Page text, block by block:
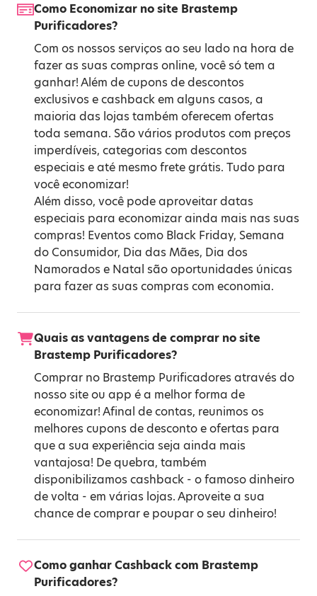
Como Economizar no site Brastemp
Purificadores?
Com os nossos serviços ao seu lado na hora de
fazer as suas compras online, você só tem a
ganhar! Além de cupons de descontos
exclusivos e cashback em alguns casos, a
maioria das lojas também oferecem ofertas
toda semana. São vários produtos com preços
imperdíveis, categorias com descontos
especiais e até mesmo frete grátis. Tudo para
você economizar!
Além disso, você pode aproveitar datas
especiais para economizar ainda mais nas suas
compras! Eventos como Black Friday, Semana
do Consumidor, Dia das Mães, Dia dos
Namorados e Natal são oportunidades únicas
para fazer as suas compras com economia.
Quais as vantagens de comprar no site
Brastemp Purificadores?
Comprar no Brastemp Purificadores através do
nosso site ou app é a melhor forma de
economizar! Afinal de contas, reunimos os
melhores cupons de desconto e ofertas para
que a sua experiência seja ainda mais
vantajosa! De quebra, também
disponibilizamos cashback - o famoso dinheiro
de volta - em várias lojas. Aproveite a sua
chance de comprar e poupar o seu dinheiro!
Como ganhar Cashback com Brastemp
Purificadores?